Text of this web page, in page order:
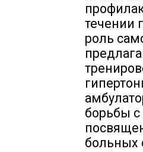
течении
роль
борьбы с
больных